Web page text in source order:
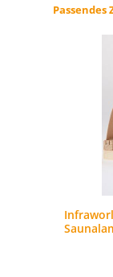
Passendes